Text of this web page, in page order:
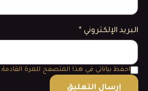
البريد الإلكتروني *
احفظ بياناتي في هذا المتصفح للمرة القادمة.